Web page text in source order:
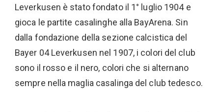
Leverkusen è stato fondato il 1° luglio 1904 e
gioca le partite casalinghe alla BayArena. Sin
dalla fondazione della sezione calcistica del
Bayer 04 Leverkusen nel 1907, i colori del club
sono il rosso e il nero, colori che si alternano
sempre nella maglia casalinga del club tedesco.